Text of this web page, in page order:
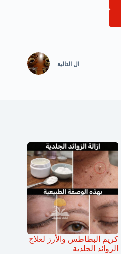
ال التالية
كريم البطاطس والأرز لعلاج
الزوائد الجلدية